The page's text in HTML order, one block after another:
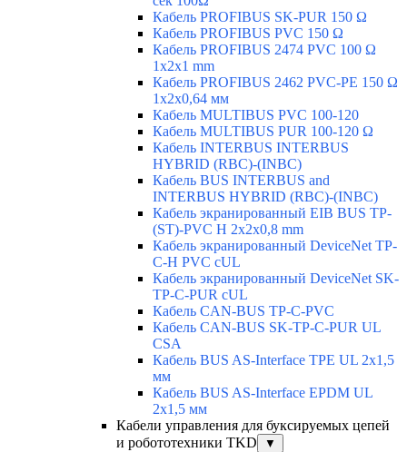
Кабель PROFIBUS SK-PUR 150 Ω
Кабель PROFIBUS PVC 150 Ω
Кабель PROFIBUS 2474 PVC 100 Ω
1x2x1 mm
Кабель PROFIBUS 2462 PVC-PE 150 Ω
1x2x0,64 мм
Кабель MULTIBUS PVC 100-120
Кабель MULTIBUS PUR 100-120 Ω
Кабель INTERBUS INTERBUS
HYBRID (RBC)-(INBC)
Кабель BUS INTERBUS and
INTERBUS HYBRID (RBC)-(INBC)
Кабель экранированный EIB BUS TP-
(ST)-PVC H 2x2x0,8 mm
Кабель экранированный DeviceNet TP-
C-H PVC cUL
Кабель экранированный DeviceNet SK-
TP-C-PUR cUL
Кабель CAN-BUS TP-C-PVC
Кабель CAN-BUS SK-TP-C-PUR UL
CSA
Кабель BUS AS-Interface TPE UL 2x1,5
мм
Кабель BUS AS-Interface EPDM UL
2x1,5 мм
Кабели управления для буксируемых цепей
и робототехники TKD
▼